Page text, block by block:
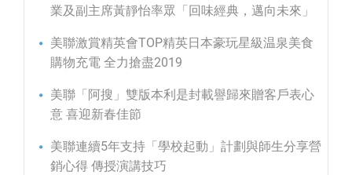
業及副主席黃靜怡率眾「回味經典，邁向未來」
美聯激賞精英會TOP精英日本豪玩星級温泉美食
購物充電 全力搶盡2019
美聯「阿搜」雙版本利是封載譽歸來贈客戶表心
意 喜迎新春佳節
美聯連續5年支持「學校起動」計劃與師生分享營
銷心得 傳授演講技巧